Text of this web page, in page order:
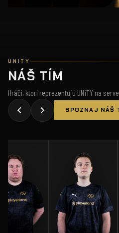
UNITY
NÁŠ TÍM
Hráči, ktorí reprezentujú UNiTY na
SPOZNAJ NÁŠ